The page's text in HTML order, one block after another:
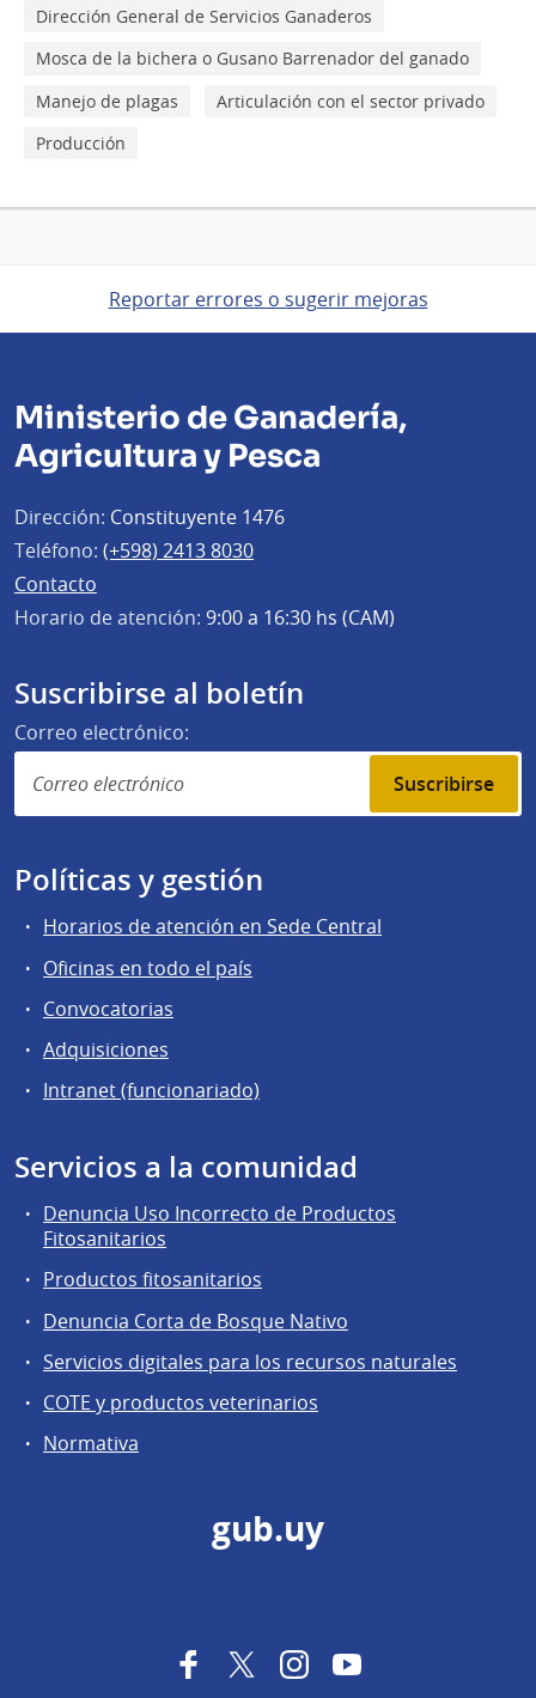
Dirección General de Servicios Ganaderos
Mosca de la bichera o Gusano Barrenador del ganado
Manejo de plagas
Articulación con el sector privado
Producción
Reportar errores o sugerir mejoras
Ministerio de Ganadería,
Agricultura y Pesca
Dirección: Constituyente 1476
Teléfono: (+598) 2413 8030
Contacto
Horario de atención: 9:00 a 16:30 hs (CAM)
Suscribirse al boletín
Correo electrónico:
Suscribirse
Políticas y gestión
Horarios de atención en Sede Central
Oficinas en todo el país
Convocatorias
Adquisiciones
Intranet (funcionariado)
Servicios a la comunidad
Denuncia Uso Incorrecto de Productos
Fitosanitarios
Productos fitosanitarios
Denuncia Corta de Bosque Nativo
Servicios digitales para los recursos naturales
COTE y productos veterinarios
Normativa
gub.uy
FacebookTwitterInstagramYouTube